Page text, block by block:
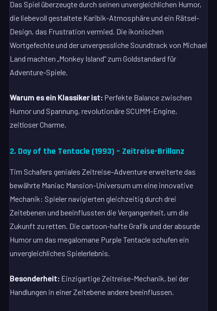
Das Spiel überzeugte durch seinen unvergleichlichen Humor,
die liebevoll gestaltete Karibik-Atmosphäre und ein Rätsel-
Design, das Frustration vermied. Die ikonischen
Wortgefechte und der unvergessliche Soundtrack von Michael
Land machten „Monkey Island“ zum Goldstandard für
Adventure-Spiele.
Warum es ein Klassiker ist: Perfekte Balance zwischen
Humor und Spannung, revolutionäre SCUMM-Engine,
zeitloser Charme.
2. Day of the Tentacle (1993) – Zeitreise-Brillanz
Tim Schafers geniales Zeitreise-Adventure erweiterte das
bewährte Maniac Mansion-Universum um eine innovative
Mechanik: Spieler navigierten gleichzeitig durch drei
Zeitebenen und beeinflussten die Vergangenheit, um die
Zukunft zu retten. Die cartoon-hafte Grafik und der absurde
Humor um das megalomane Purple Tentacle schufen ein
unvergleichliches Spielerlebnis.
Besonderheit: Einzigartige Zeitreise-Mechanik, bei der
Handlungen in einer Zeitebene andere beeinflussen.